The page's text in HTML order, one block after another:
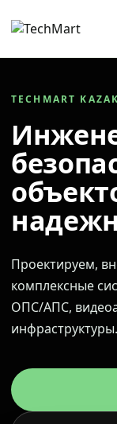
TECHMART
Проектируем,
комплексные
ОПС/АПС,
инфраструктуры.